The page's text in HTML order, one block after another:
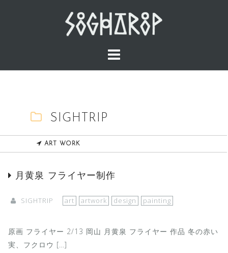
SIGHTRIP
ART WORK
月黄泉 フライヤー制作
SIGHTRIP art artwork design painting
原画 フライヤー 2/13 岡山 月黄泉 フライヤー 作品 冬の赤い
実、フクロウ […]